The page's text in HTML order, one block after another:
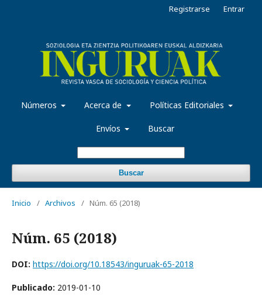
Números Acerca de Políticas Editoriales
Envíos Buscar
Buscar
Registrarse Entrar
Inicio / Archivos / Núm. 65 (2018)
Núm. 65 (2018)
DOI: https://doi.org/10.18543/inguruak-65-2018
Publicado: 2019-01-10